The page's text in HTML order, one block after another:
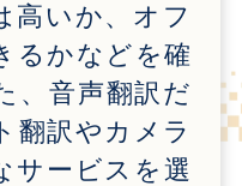
高いか、オフ
るかなどを確
、音声翻訳だ
翻訳やカメラ
サービスを選